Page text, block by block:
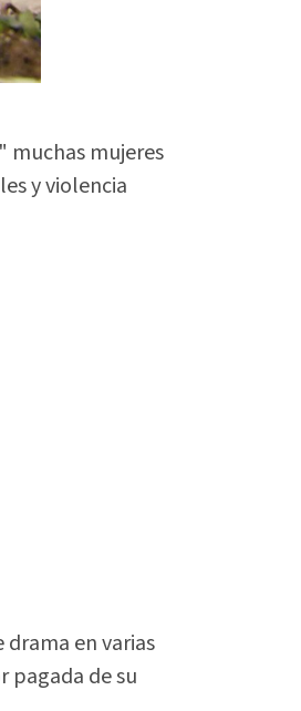
muchas mujeres
y violencia
en varias
pagada de su